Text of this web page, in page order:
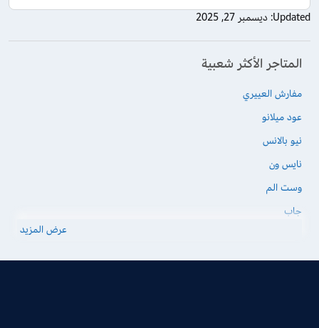
Updated: ديسمبر 27, 2025
المتاجر الأكثر شعبية
مفارش العييري
عود ميلانو
نيو بالانس
نايس ون
وست الم
جاب
عرض المزيد